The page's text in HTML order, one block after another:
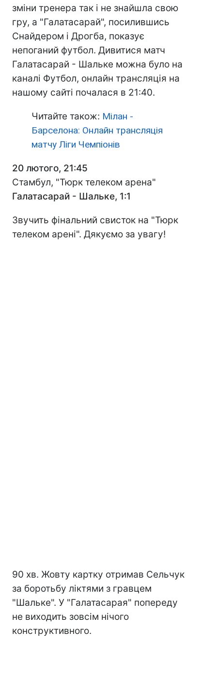
зміни тренера так і не знайшла свою
гру, а "Галатасарай", посилившись
Снайдером і Дрогба, показує
непоганий футбол. Дивитися матч
Галатасарай - Шальке можна було на
каналі Футбол, онлайн трансляція на
нашому сайті почалася в 21:40.
Читайте також: Мілан -
Барселона: Онлайн трансляція
матчу Ліги Чемпіонів
20 лютого, 21:45
Стамбул, "Тюрк телеком арена"
Галатасарай - Шальке, 1:1
Звучить фінальний свисток на "Тюрк
телеком арені". Дякуємо за увагу!
90 хв. Жовту картку отримав Сельчук
за боротьбу ліктями з гравцем
"Шальке". У "Галатасарая" попереду
не виходить зовсім нічого
конструктивного.